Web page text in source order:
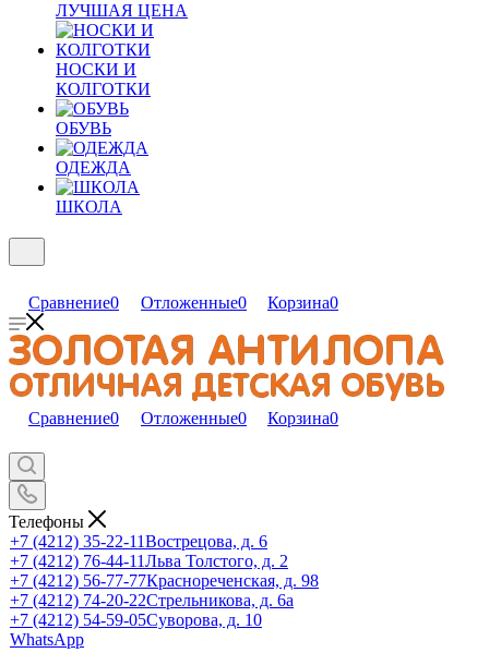
ЛУЧШАЯ ЦЕНА
НОСКИ И
КОЛГОТКИ
ОБУВЬ
ОДЕЖДА
ШКОЛА
Сравнение0 Отложенные0 Корзина0
Сравнение0 Отложенные0 Корзина0
Телефоны
+7 (4212) 35-22-11Вострецова, д. 6
+7 (4212) 76-44-11Льва Толстого, д. 2
+7 (4212) 56-77-77Краснореченская, д. 98
+7 (4212) 74-20-22Стрельникова, д. 6а
+7 (4212) 54-59-05Суворова, д. 10
WhatsApp